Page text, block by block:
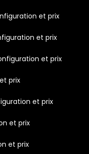
et prix
et prix
et prix
prix
et prix
et prix
et prix